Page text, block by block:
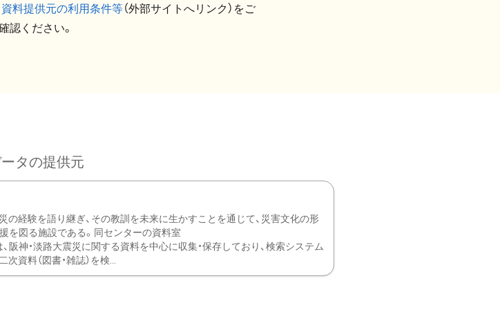
資料提供元の利用条件等（外部サイトへリンク）をご
認ください。
タの提供元
の経験を語り継ぎ、その教訓を未来に生かすことを通じて、災害文化の形
を図る施設である。同センターの資料室
神・淡路大震災に関する資料を中心に収集・保存しており、検索システム
次資料（図書・雑誌）を検...